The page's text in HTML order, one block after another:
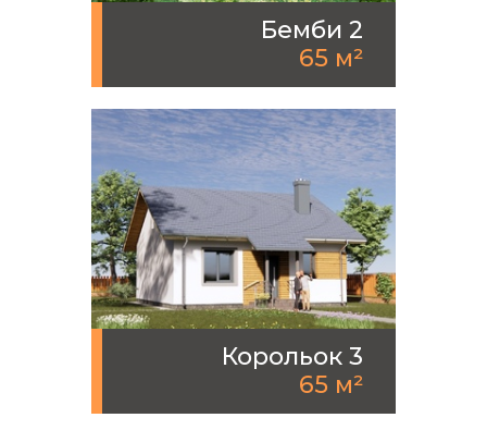
Бемби 2
65 м²
Корольок 3
65 м²